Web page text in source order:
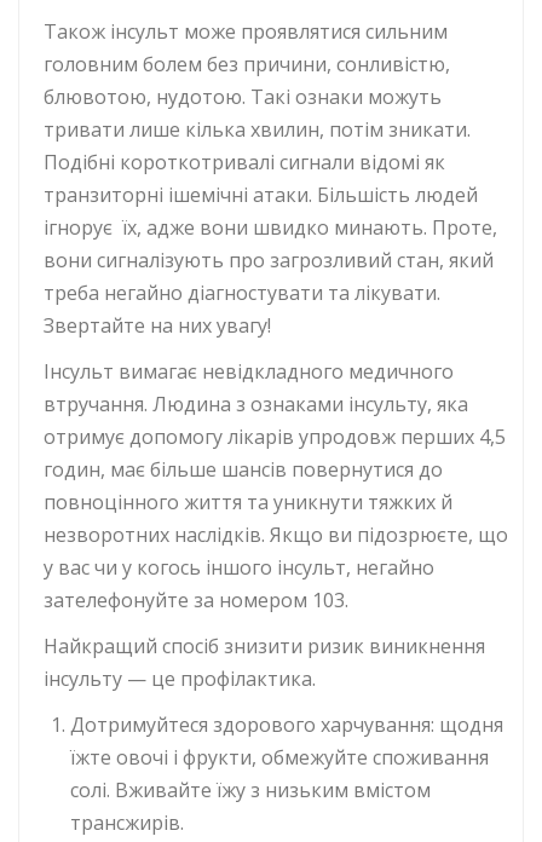
Також інсульт може проявлятися сильним
головним болем без причини, сонливістю,
блювотою, нудотою. Такі ознаки можуть
тривати лише кілька хвилин, потім зникати.
Подібні короткотривалі сигнали відомі як
транзиторні ішемічні атаки. Більшість людей
ігнорує їх, адже вони швидко минають. Проте,
вони сигналізують про загрозливий стан, який
треба негайно діагностувати та лікувати.
Звертайте на них увагу!
Інсульт вимагає невідкладного медичного
втручання. Людина з ознаками інсульту, яка
отримує допомогу лікарів упродовж перших 4,5
годин, має більше шансів повернутися до
повноцінного життя та уникнути тяжких й
незворотних наслідків. Якщо ви підозрюєте, що
у вас чи у когось іншого інсульт, негайно
зателефонуйте за номером 103.
Найкращий спосіб знизити ризик виникнення
інсульту — це профілактика.
Дотримуйтеся здорового харчування: щодня
їжте овочі і фрукти, обмежуйте споживання
солі. Вживайте їжу з низьким вмістом
трансжирів.